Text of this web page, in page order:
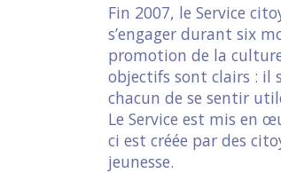
Fin 2007, le Service
s’engager durant six
promotion de la
objectifs sont clairs : il
chacun de se sentir
Le Service est mis en
ci est créée par des
jeunesse.